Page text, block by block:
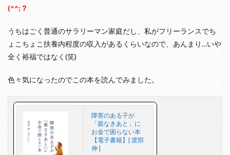
(^^;？
うちはごく普通のサラリーマン家庭だし、私がフリーランスでち
ょこちょこ扶養内程度の収入があるくらいなので、あんまり…いや
全く裕福ではなく(笑)
色々気になったのでこの本を読んでみました。
障害のある子が
「親なきあと」に
お金で困らない本
【電子書籍】[ 渡部
伸 ]